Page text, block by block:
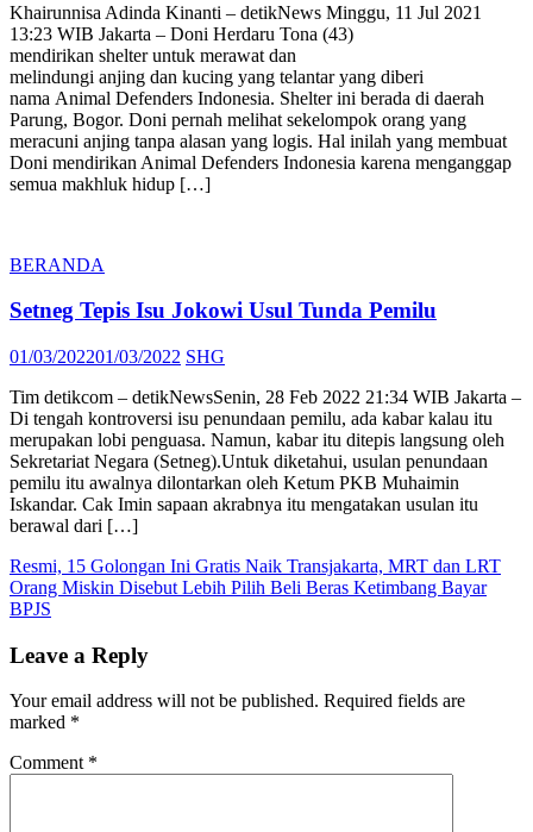
Khairunnisa Adinda Kinanti – detikNews Minggu, 11 Jul 2021
13:23 WIB Jakarta – Doni Herdaru Tona (43)
mendirikan shelter untuk merawat dan
melindungi anjing dan kucing yang telantar yang diberi
nama Animal Defenders Indonesia. Shelter ini berada di daerah
Parung, Bogor. Doni pernah melihat sekelompok orang yang
meracuni anjing tanpa alasan yang logis. Hal inilah yang membuat
Doni mendirikan Animal Defenders Indonesia karena menganggap
semua makhluk hidup […]
BERANDA
Setneg Tepis Isu Jokowi Usul Tunda Pemilu
Posted
01/03/202201/03/2022 Author
SHG
Tim detikcom – detikNewsSenin, 28 Feb 2022 21:34 WIB Jakarta –
Di tengah kontroversi isu penundaan pemilu, ada kabar kalau itu
merupakan lobi penguasa. Namun, kabar itu ditepis langsung oleh
Sekretariat Negara (Setneg).Untuk diketahui, usulan penundaan
pemilu itu awalnya dilontarkan oleh Ketum PKB Muhaimin
Iskandar. Cak Imin sapaan akrabnya itu mengatakan usulan itu
berawal dari […]
Post
navigation
Resmi, 15 Golongan Ini Gratis Naik Transjakarta, MRT dan LRT
Orang Miskin Disebut Lebih Pilih Beli Beras Ketimbang Bayar
BPJS
Leave a Reply
Your email address will not be published. Required fields are
marked *
Comment *